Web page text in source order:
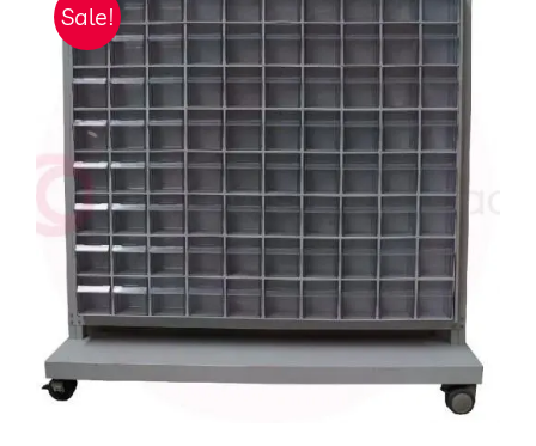
Sale!